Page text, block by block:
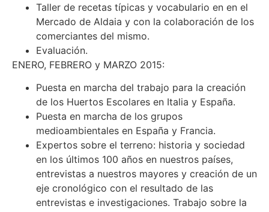
Taller de recetas típicas y vocabulario en en el
Mercado de Aldaia y con la colaboración de los
comerciantes del mismo.
Evaluación.
ENERO, FEBRERO y MARZO 2015:
Puesta en marcha del trabajo para la creación
de los Huertos Escolares en Italia y España.
Puesta en marcha de los grupos
medioambientales en España y Francia.
Expertos sobre el terreno: historia y sociedad
en los últimos 100 años en nuestros países,
entrevistas a nuestros mayores y creación de un
eje cronológico con el resultado de las
entrevistas e investigaciones. Trabajo sobre la